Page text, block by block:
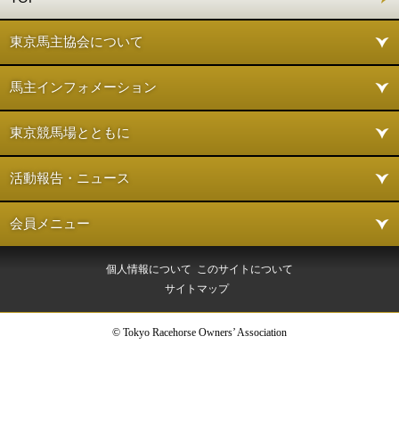
東京馬主協会について
馬主インフォメーション
東京競馬場とともに
活動報告・ニュース
会員メニュー
個人情報について このサイトについて
サイトマップ
© Tokyo Racehorse Owners’ Association